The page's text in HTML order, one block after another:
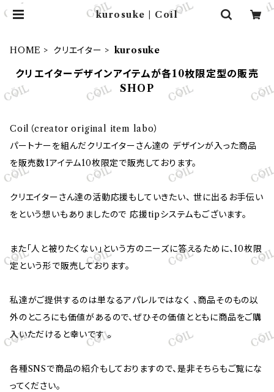
kurosuke | Coil
HOME クリエイター kurosuke
クリエイターデザインアイテムが各10枚限定型の販売
SHOP
Coil（creator original item labo）
パートナーを組んだクリエイターさん達の デザインが入った商品
を販売数1アイテム10枚限定で販売しております。
クリエイターさん達の活動応援もしていきたい、 世に出るお手伝い
をという想いもありましたので 応援tipシステムもございます。
また「人と被りたくない」という方のニーズに答えるために、10枚限
定という形で販売しております。
私達がご提供するのは単なるアパレルではなく 、商品そのもの以
外のところにも価値があるので、ぜひその価値とともに商品をご購
入いただけると幸いです 。
各種SNSで商品の紹介もしておりますので、是非そちらもご覧にな
ってください。